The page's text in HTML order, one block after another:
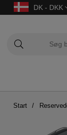
DK - DKK
Start